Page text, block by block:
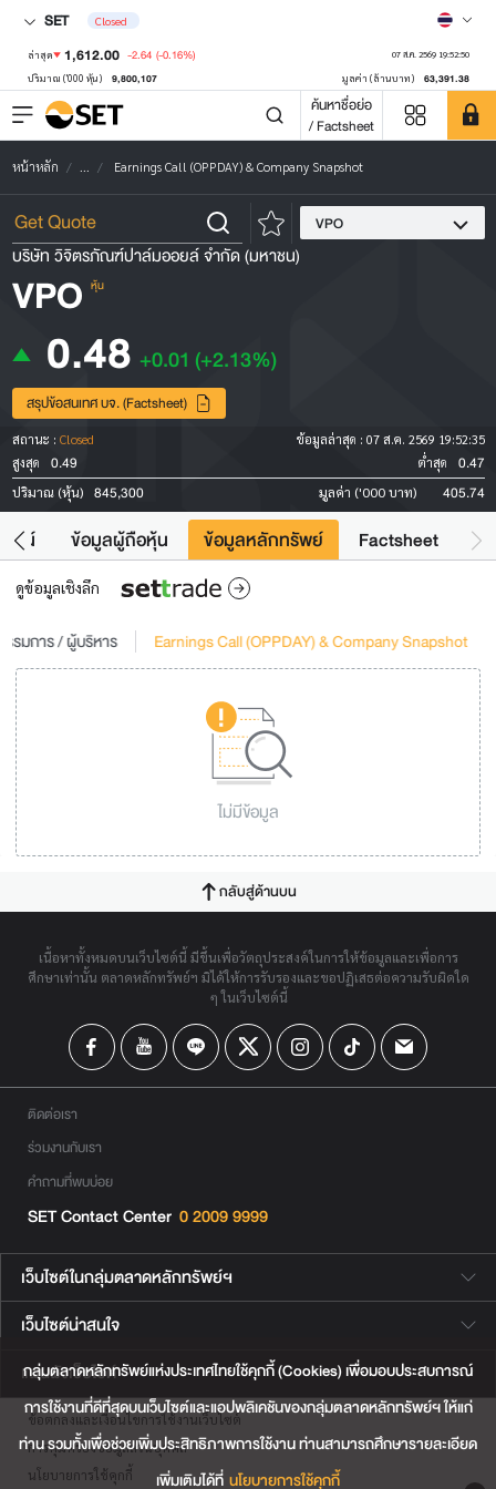
SET Closed
ล่าสุด 1,612.00 -2.64 (-0.16%) 07 ส.ค. 2569 19:52:50
ปริมาณ ('000 หุ้น) 9,800,107 มูลค่า (ล้านบาท) 63,391.38
ค้นหาชื่อย่อ
/ Factsheet
หน้าหลัก ... Earnings Call (OPPDAY) & Company Snapshot
VPO
บริษัท วิจิตรภัณฑ์ปาล์มออยล์ จำกัด (มหาชน)
VPO หุ้น
0.48 +0.01 (+2.13%)
สรุปข้อสนเทศ บจ. (Factsheet)
สถานะ : Closed ข้อมูลล่าสุด : 07 ส.ค. 2569 19:52:35
สูงสุด
0.49 ต่ำสุด 0.47
ปริมาณ (หุ้น) 845,300 มูลค่า ('000 บาท) 405.74
ยชน์ ข้อมูลผู้ถือหุ้น ข้อมูลหลักทรัพย์ Factsheet
ดูข้อมูลเชิงลึก
รมการ / ผู้บริหาร Earnings Call (OPPDAY) & Company Snapshot
ไม่มีข้อมูล
กลับสู่ด้านบน
เนื้อหาทั้งหมดบนเว็บไซต์นี้ มีขึ้นเพื่อวัตถุประสงค์ในการให้ข้อมูลและเพื่อการ
ศึกษาเท่านั้น ตลาดหลักทรัพย์ฯ มิได้ให้การรับรองและขอปฏิเสธต่อความรับผิดใด
ๆ ในเว็บไซต์นี้
ติดต่อเรา
ร่วมงานกับเรา
คำถามที่พบบ่อย
SET Contact Center 0 2009 9999
เว็บไซต์ในกลุ่มตลาดหลักทรัพย์ฯ
เว็บไซต์น่าสนใจ
แผนผังเว็บไซต์
ข้อตกลงและเงื่อนไขการใช้งานเว็บไซต์
การคุ้มครองข้อมูลส่วนบุคคล
นโยบายการใช้คุกกี้
กลุ่มตลาดหลักทรัพย์แห่งประเทศไทยใช้คุกกี้ (Cookies) เพื่อมอบประสบการณ์
การใช้งานที่ดีที่สุดบนเว็บไซต์และแอปพลิเคชันของกลุ่มตลาดหลักทรัพย์ฯ ให้แก่
ท่าน รวมทั้งเพื่อช่วยเพิ่มประสิทธิภาพการใช้งาน ท่านสามารถศึกษารายละเอียด
เพิ่มเติมได้ที่ นโยบายการใช้คุกกี้